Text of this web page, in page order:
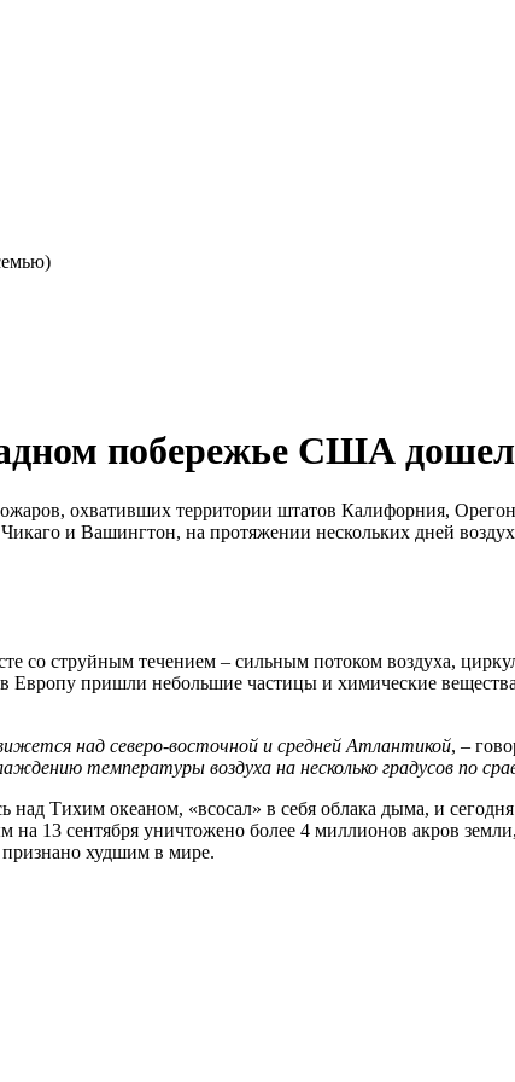
побережье США
охвативших территории штатов Калифорния,
и Вашингтон, на протяжении нескольких дней
со струйным течением – сильным потоком воздуха,
пришли небольшие частицы и химические
над северо-восточной и средней Атлантикой, –
температуры воздуха на несколько градусов по
над Тихим океаном, «всосал» в себя облака дыма, и
13 сентября уничтожено более 4 миллионов акров
признано худшим в мире.